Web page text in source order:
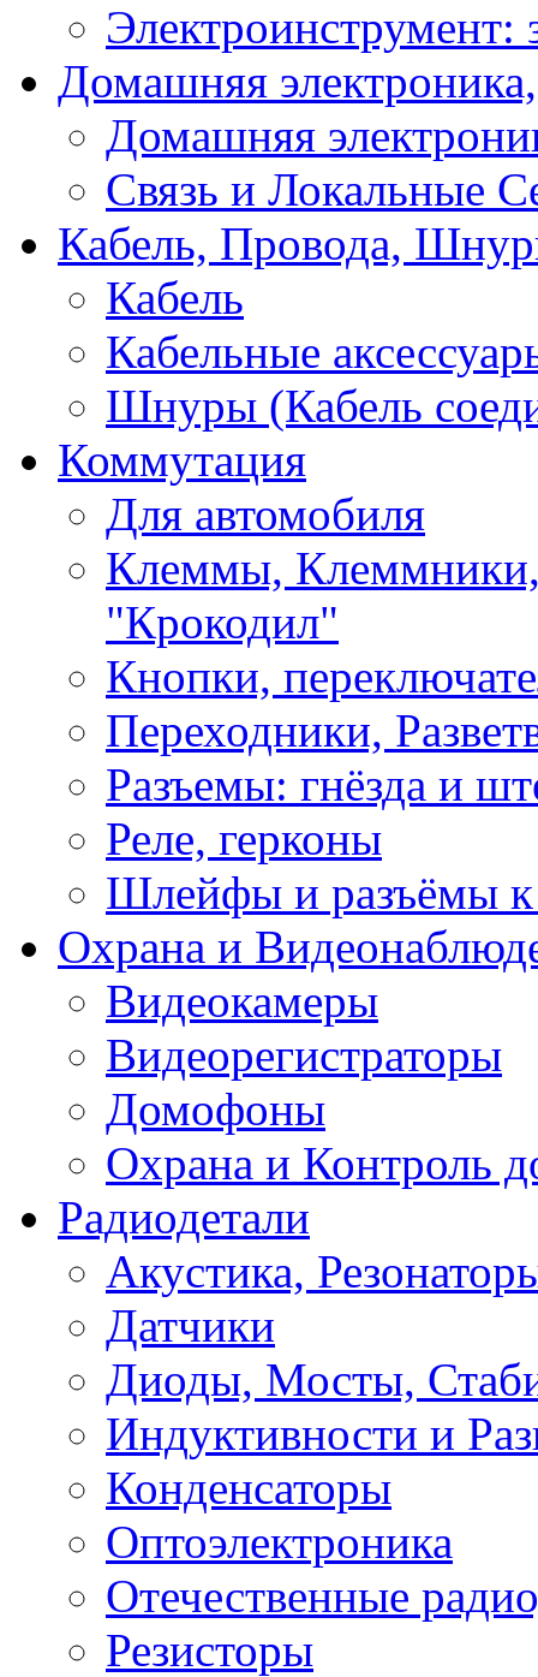
Электроинструмент:
Домашняя
Домашняя
Связь и Локальные
Кабель, Провода,
Кабель
Кабельные
Шнуры (Кабель
Коммутация
Для автомобиля
Клеммы,
"Крокодил"
Кнопки,
Переходники,
Разъемы: гнёзда и
Реле, герконы
Шлейфы и разъёмы
Охрана и
Видеокамеры
Видеорегистраторы
Домофоны
Охрана и Контроль
Радиодетали
Акустика,
Датчики
Диоды, Мосты,
Индуктивности и
Конденсаторы
Оптоэлектроника
Отечественные
Резисторы